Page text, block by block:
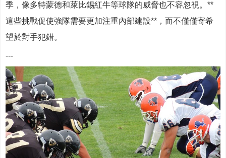
季，像多特蒙德和萊比錫紅牛等球隊的威脅也不容忽視。**
這些挑戰促使強隊需要更加注重內部建設**，而不僅僅寄希
望於對手犯錯。
---